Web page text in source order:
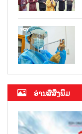
ອ່ານສື່ສິ່ງພິມ